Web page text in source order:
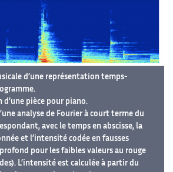
d’une représentation temps-
pièce pour piano.
analyse de Fourier à court terme du
avec le temps en abscisse, la
et l’intensité codée en fausses
pour les faibles valeurs au rouge
L’intensité est calculée à partir du